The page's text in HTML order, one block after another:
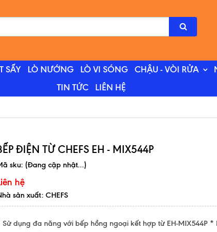
SẤY LÒ NƯỚNG LÒ VI SÓNG CHẬU - VÒI RỬA
TIN TỨC
LIÊN HỆ
ĐIỆN TỪ CHEFS EH - MIX544P
sku: (Đang cập nhật...)
hệ
sản xuất: CHEFS
Sử dụng đa năng với bếp hồng ngoại kết hợp từ EH-MIX544P *